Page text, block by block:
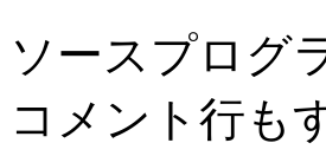
ソースプログ
コメント行も